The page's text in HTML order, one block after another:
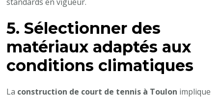
5. Sélectionner des
matériaux adaptés aux
conditions climatiques
La construction de court de tennis à Toulon implique